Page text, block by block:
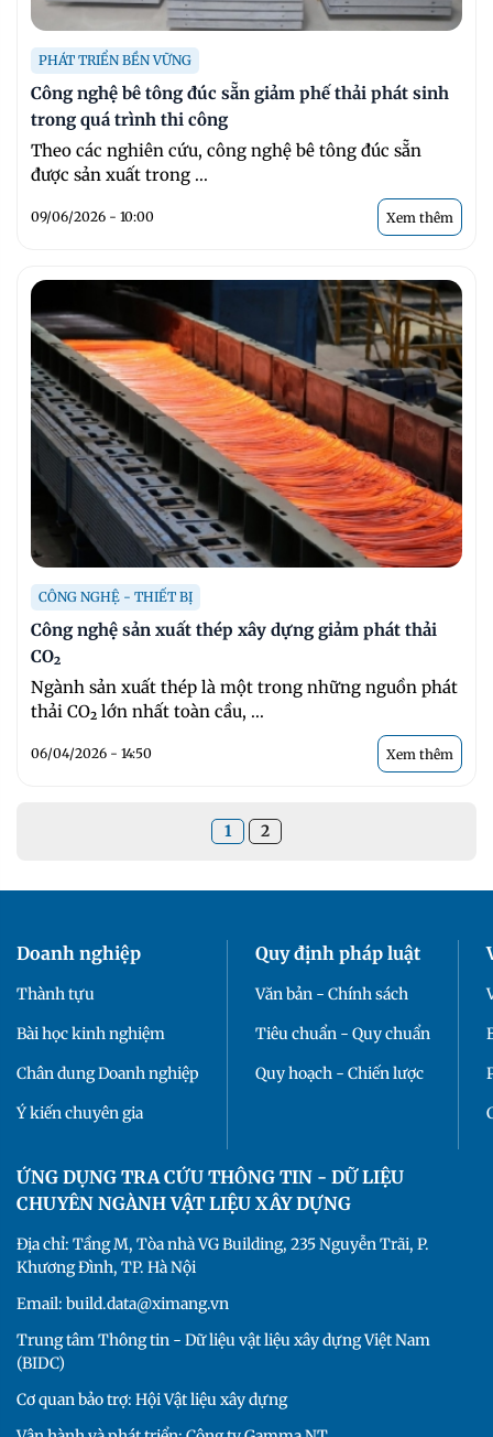
PHÁT TRIỂN BỀN VỮNG
Công nghệ bê tông đúc sẵn giảm phế thải phát sinh
trong quá trình thi công
Theo các nghiên cứu, công nghệ bê tông đúc sẵn
được sản xuất trong ...
09/06/2026 - 10:00 Xem thêm
CÔNG NGHỆ - THIẾT BỊ
Công nghệ sản xuất thép xây dựng giảm phát thải
CO₂
Ngành sản xuất thép là một trong những nguồn phát
thải CO₂ lớn nhất toàn cầu, ...
06/04/2026 - 14:50 Xem thêm
1 2
Doanh nghiệp
Thành tựu
Bài học kinh nghiệm
Chân dung Doanh nghiệp
Ý kiến chuyên gia
Quy định pháp luật
Văn bản - Chính sách
Tiêu chuẩn - Quy chuẩn
Quy hoạch - Chiến lược
ỨNG DỤNG TRA CỨU THÔNG TIN - DỮ LIỆU
CHUYÊN NGÀNH VẬT LIỆU XÂY DỰNG
Địa chỉ: Tầng M, Tòa nhà VG Building, 235 Nguyễn Trãi, P.
Khương Đình, TP. Hà Nội
Email: build.data@ximang.vn
Trung tâm Thông tin - Dữ liệu vật liệu xây dựng Việt Nam
(BIDC)
Cơ quan bảo trợ: Hội Vật liệu xây dựng